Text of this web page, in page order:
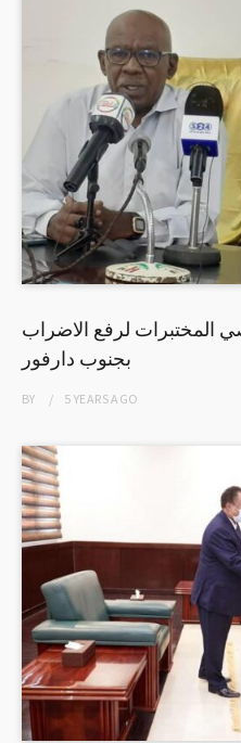
المختبرات لرفع الاضراب
بجنوب دارفور
BY 5 YEARSAGO